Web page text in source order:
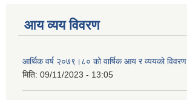
आय व्यय विवरण
आर्थिक वर्ष २०७९।८० को वार्षिक आय र व्ययको विवरण
मिति: 09/11/2023 - 13:05